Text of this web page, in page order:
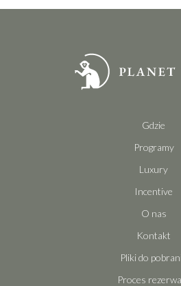
Gdzie
Programy
Luxury
Incentive
O nas
Kontakt
Pliki do
Proces